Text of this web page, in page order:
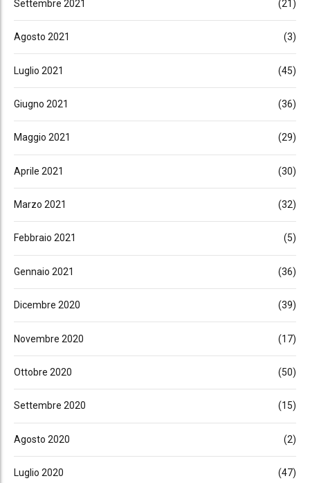
Settembre 2021 (21)
Agosto 2021 (3)
Luglio 2021 (45)
Giugno 2021 (36)
Maggio 2021 (29)
Aprile 2021 (30)
Marzo 2021 (32)
Febbraio 2021 (5)
Gennaio 2021 (36)
Dicembre 2020 (39)
Novembre 2020 (17)
Ottobre 2020 (50)
Settembre 2020 (15)
Agosto 2020 (2)
Luglio 2020 (47)